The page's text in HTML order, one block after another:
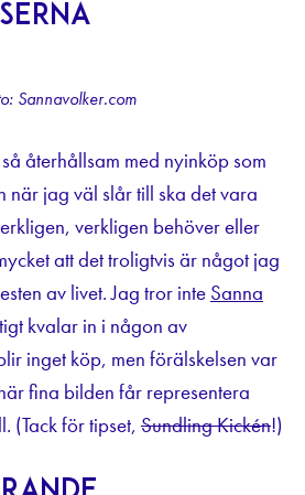
Sannavolker.com
återhållsam med nyinköp som
när jag väl slår till ska det vara
verkligen behöver eller
att det troligtvis är något jag
av livet. Jag tror inte Sanna
kvalar in i någon av
inget köp, men förälskelsen var
fina bilden får representera
(Tack för tipset, Sundling Kickén!)